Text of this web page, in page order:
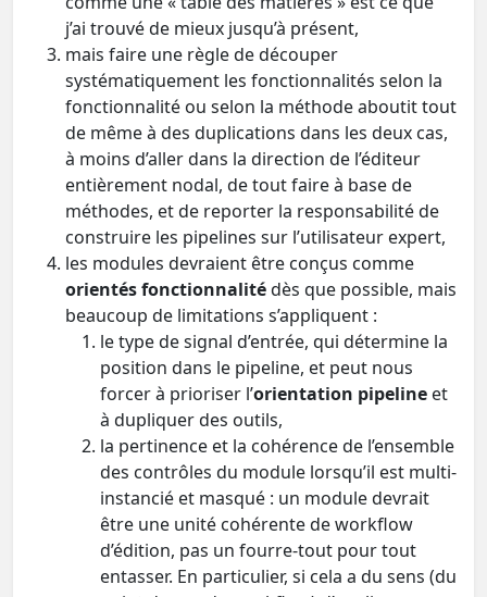
j’ai trouvé de mieux jusqu’à présent,
mais faire une règle de découper
systématiquement les fonctionnalités selon la
fonctionnalité ou selon la méthode aboutit tout
de même à des duplications dans les deux cas,
à moins d’aller dans la direction de l’éditeur
entièrement nodal, de tout faire à base de
méthodes, et de reporter la responsabilité de
construire les pipelines sur l’utilisateur expert,
les modules devraient être conçus comme
orientés fonctionnalitédès que possible, mais
beaucoup de limitations s’appliquent :
le type de signal d’entrée, qui détermine la
position dans le pipeline, et peut nous
forcer à prioriser l’orientation pipeline et
à dupliquer des outils,
la pertinence et la cohérence de l’ensemble
des contrôles du module lorsqu’il est multi-
instancié et masqué : un module devrait
être une unité cohérente de workflow
d’édition, pas un fourre-tout pour tout
entasser. En particulier, si cela a du sens (du